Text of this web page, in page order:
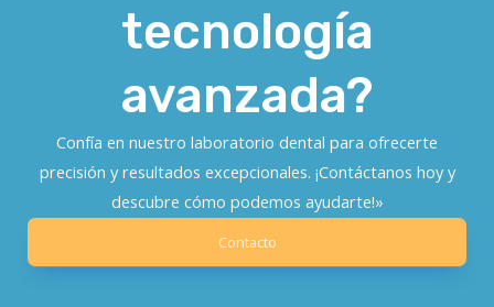
tecnología
avanzada?
Confía en nuestro laboratorio dental para ofrecerte
precisión y resultados excepcionales. ¡Contáctanos hoy y
descubre cómo podemos ayudarte!»
Contacto